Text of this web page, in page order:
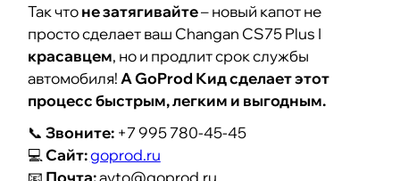
Так чтоне затягивайте– новый капот не
просто сделает ваш Changan CS75 Plus I
красавцем, но и продлит срок службы
автомобиля! А GoProd Кид сделает этот
процесс быстрым, легким и выгодным.
📞 Звоните:+7 995 780-45-45
💻 Сайт:goprod.ru
📧 Почта:avto@goprod.ru